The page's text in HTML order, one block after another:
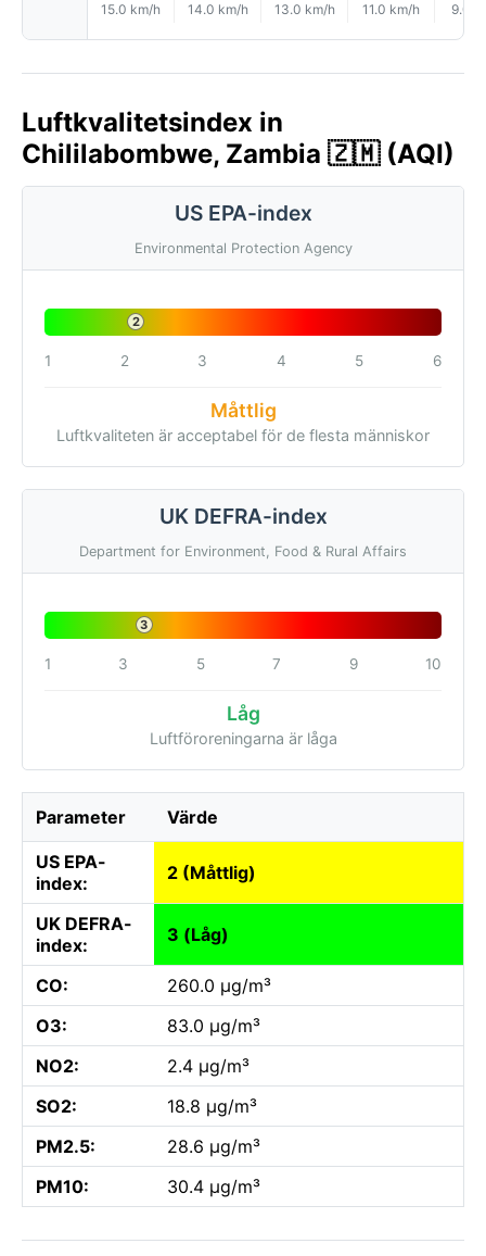
15.0 km/h 14.0 km/h 13.0 km/h 11.0 km/h 9.0
Luftkvalitetsindex in
Chililabombwe, Zambia 🇿🇲 (AQI)
US EPA-index
Environmental Protection Agency
2
1 2 3 4 5 6
Måttlig
Luftkvaliteten är acceptabel för de flesta människor
UK DEFRA-index
Department for Environment, Food & Rural Affairs
3
1 3 5 7 9 10
Låg
Luftföroreningarna är låga
Parameter Värde
US EPA-
index:
2 (Måttlig)
UK DEFRA-
index:
3 (Låg)
CO:
260.0 µg/m³
O3:
83.0 µg/m³
NO2:
2.4 µg/m³
SO2:
18.8 µg/m³
PM2.5:
28.6 µg/m³
PM10:
30.4 µg/m³